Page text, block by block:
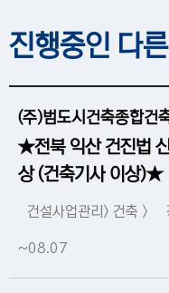
진행중인 다
(주)범도시건축종합건
★전북 익산 건진법
상 (건축기사 이상)★
건설사업관리> 건축 >
~08.07